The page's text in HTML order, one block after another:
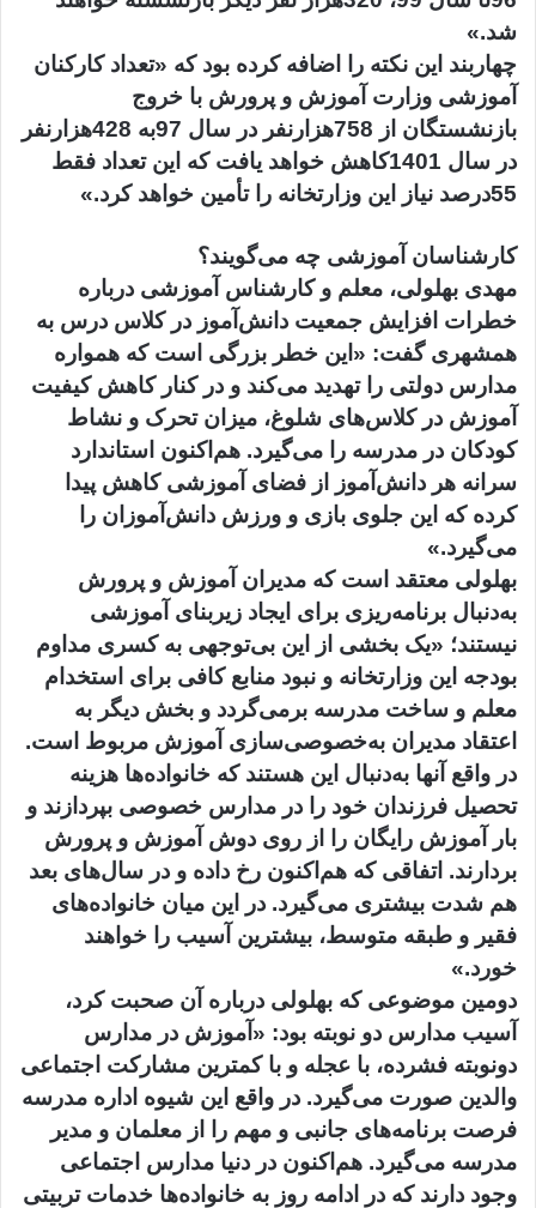
شد.»
چهاربند این نکته را اضافه کرده بود که «تعداد کارکنان
آموزشی وزارت آموزش و پرورش با خروج
بازنشستگان از 758هزارنفر در سال 97به 428هزارنفر
در سال 1401کاهش خواهد یافت که این تعداد فقط
55درصد نیاز این وزارتخانه را تأمین خواهد کرد.»
کارشناسان آموزشی چه می‌گویند؟
مهدی بهلولی، معلم و کارشناس آموزشی درباره
خطرات افزایش جمعیت دانش‌آموز در کلاس درس به
همشهری گفت: «این خطر بزرگی است که همواره
مدارس دولتی را تهدید می‌کند و در کنار کاهش کیفیت
آموزش در کلاس‌های شلوغ، میزان تحرک و نشاط
کودکان در مدرسه را می‌گیرد. هم‌اکنون استاندارد
سرانه هر دانش‌آموز از فضای آموزشی کاهش پیدا
کرده که این جلوی بازی و ورزش دانش‌آموزان را
می‌گیرد.»
بهلولی معتقد است که مدیران آموزش و پرورش
به‌دنبال برنامه‌ریزی برای ایجاد زیربنای آموزشی
نیستند؛ «یک بخشی از این بی‌توجهی به کسری مداوم
بودجه این وزارتخانه و نبود منابع کافی برای استخدام
معلم و ساخت مدرسه برمی‌گردد و بخش دیگر به
اعتقاد مدیران به‌خصوصی‌سازی‌ آموزش مربوط است.
در واقع آنها به‌دنبال این هستند که خانواده‌ها هزینه
تحصیل فرزندان خود را در مدارس خصوصی بپردازند و
بار آموزش رایگان را از روی دوش آموزش و پرورش
بردارند. اتفاقی که هم‌اکنون رخ داده و در سال‌های بعد
هم شدت بیشتری می‌گیرد. در این میان خانواده‌های
فقیر و طبقه متوسط، بیشترین آسیب را خواهند
خورد.»
دومین موضوعی که بهلولی درباره آن صحبت کرد،
آسیب مدارس دو نوبته بود: «آموزش در مدارس
دو‌نوبته فشرده، با عجله و با کمترین مشارکت اجتماعی
والدین صورت می‌گیرد. در واقع این شیوه اداره مدرسه
فرصت برنامه‌های جانبی و مهم را از معلمان و مدیر
مدرسه می‌گیرد. هم‌اکنون در دنیا مدارس اجتماعی
وجود دارند که در ادامه روز به خانواده‌ها خدمات تربیتی